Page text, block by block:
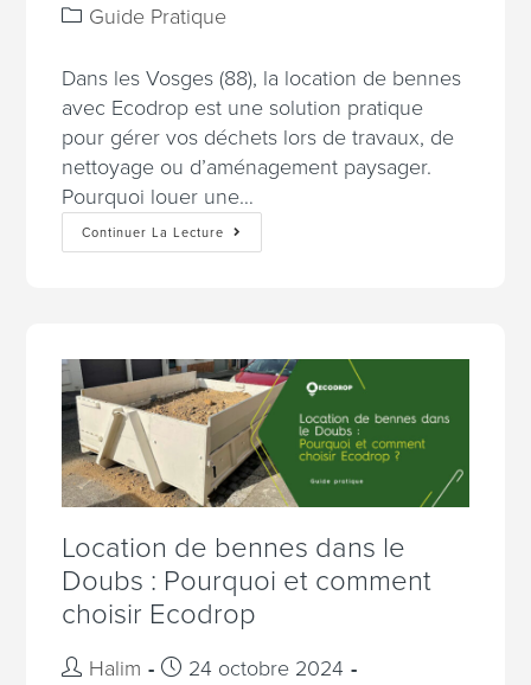
Guide Pratique
Dans les Vosges (88), la location de bennes
avec Ecodrop est une solution pratique
pour gérer vos déchets lors de travaux, de
nettoyage ou d’aménagement paysager.
Pourquoi louer une…
Continuer La Lecture
Location de bennes dans le
Doubs : Pourquoi et comment
choisir Ecodrop
Halim
24 octobre 2024